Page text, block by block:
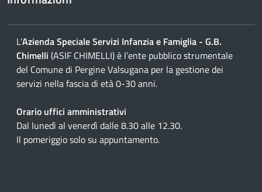
L'Azienda Speciale Servizi Infanzia e Famiglia - G.B.
Chimelli (ASIF CHIMELLI) è l’ente pubblico strumentale
del Comune di Pergine Valsugana per la gestione dei
servizi nella fascia di età 0-30 anni.
Orario uffici amministrativi
Dal lunedì al venerdì dalle 8.30 alle 12.30.
Il pomeriggio solo su appuntamento.